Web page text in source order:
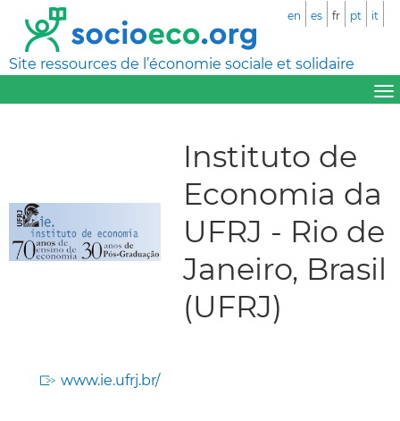
Site ressources de l’économie sociale et solidaire
en es fr pt it
Instituto de
Economia da
UFRJ - Rio de
Janeiro, Brasil
(UFRJ)
www.ie.ufrj.br/